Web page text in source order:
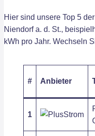
Hier sind unsere Top 5
Niendorf a. d. St.,
kWh pro Jahr. Wechseln
# Anbieter
1